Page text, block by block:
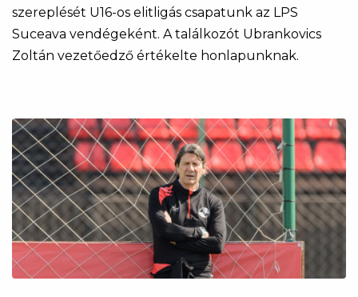
szereplését U16-os elitligás csapatunk az LPS
Suceava vendégeként. A találkozót Ubrankovics
Zoltán vezetőedző értékelte honlapunknak.